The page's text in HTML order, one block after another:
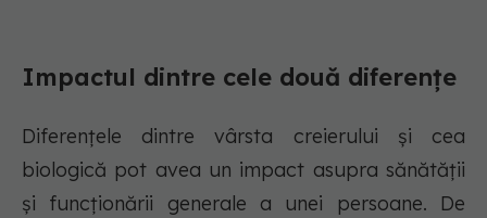
Impactul dintre cele două diferențe
Diferențele dintre vârsta creierului și cea
biologică pot avea un impact asupra sănătății
și funcționării generale a unei persoane. De